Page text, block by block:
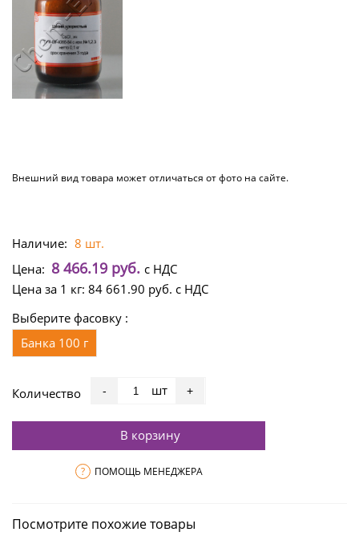
Внешний вид товара может отличаться от фото на сайте.
Наличие: 8 шт.
Цена: 8 466.19 руб. с НДС
Цена за 1 кг: 84 661.90 руб. с НДС
Выберите фасовку :
Банка 100 г
Количество - шт +
В корзину
? ПОМОЩЬ МЕНЕДЖЕРА
Посмотрите похожие товары